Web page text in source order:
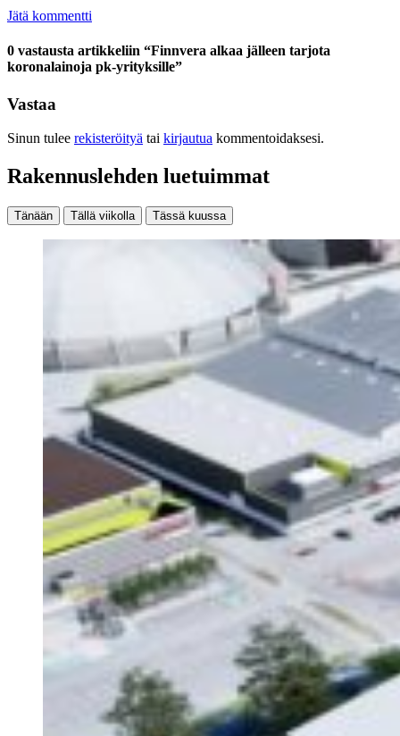
Jätä kommentti
0 vastausta artikkeliin “Finnvera alkaa jälleen tarjota
koronalainoja pk-yrityksille”
Vastaa
Sinun tulee rekisteröityä tai kirjautua kommentoidaksesi.
Rakennuslehden luetuimmat
Tänään Tällä viikolla Tässä kuussa